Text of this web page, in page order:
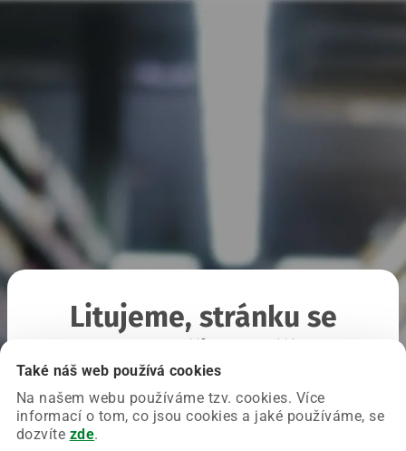
Také náš web používá cookies
Na našem webu používáme tzv. cookies. Více
informací o tom, co jsou cookies a jaké používáme, se
dozvíte zde.
Litujeme, stránku se
Chyba nastala na naší straně a už ji opravujeme.
Zkuste prosím znovu načíst požadovanou stránku.